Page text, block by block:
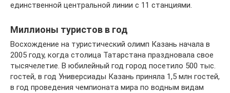
единственной центральной линии с 11 станциями.
Миллионы туристов в год
Восхождение на туристический олимп Казань начала в
2005 году, когда столица Татарстана праздновала свое
тысячелетие. В юбилейный год город посетило 500 тыс.
гостей, в год Универсиады Казань приняла 1,5 млн гостей,
в год проведения чемпионата мира по водным видам